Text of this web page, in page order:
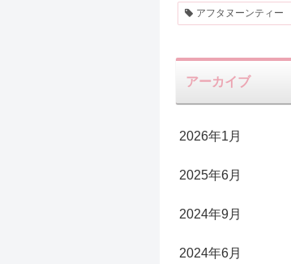
アフタヌーンティー
アーカイブ
2026年1月
2025年6月
2024年9月
2024年6月